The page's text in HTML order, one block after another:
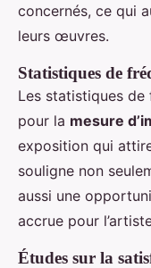
concernés, ce qui
leurs œuvres.
Statistiques de
Les statistiques
pour la mesure
exposition qui
souligne non
aussi une
accrue pour
Études sur la